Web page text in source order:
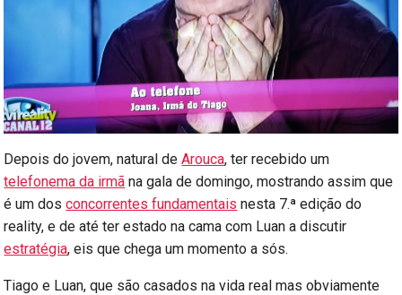
Depois do jovem, natural deArouca, ter recebido um
telefonema da irmã na gala de domingo, mostrando assim que
é um dosconcorrentes fundamentais nesta 7.ª edição do
reality, e de até ter estado na cama com Luan a discutir
estratégia, eis que chega um momento a sós.
Tiago e Luan, que são casados na vida real mas obviamente